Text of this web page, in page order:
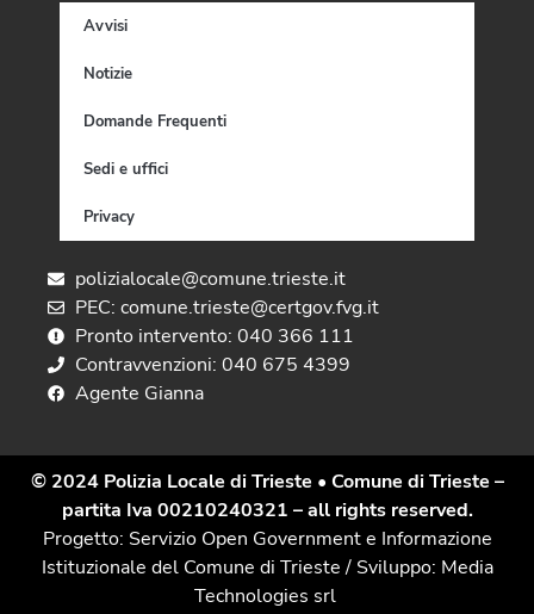
Avvisi
Notizie
Domande Frequenti
Sedi e uffici
Privacy
polizialocale@comune.trieste.it
PEC: comune.trieste@certgov.fvg.it
Pronto intervento: 040 366 111
Contravvenzioni: 040 675 4399
Agente Gianna
© 2024 Polizia Locale di Trieste • Comune di Trieste –
partita Iva 00210240321 – all rights reserved.
Progetto: Servizio Open Government e Informazione
Istituzionale del Comune di Trieste / Sviluppo: Media
Technologies srl